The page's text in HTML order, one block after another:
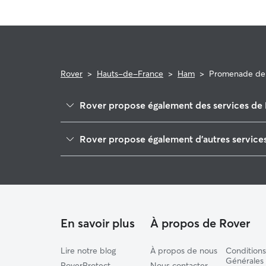
Rover > Hauts-de-France > Ham > Promenade
Rover propose également des services
Thourotte
Moreuil
Rover propose également d'autres
En savoir plus
Lire notre blog
À propos de Rover
À propos de nous
Conditions
Générales